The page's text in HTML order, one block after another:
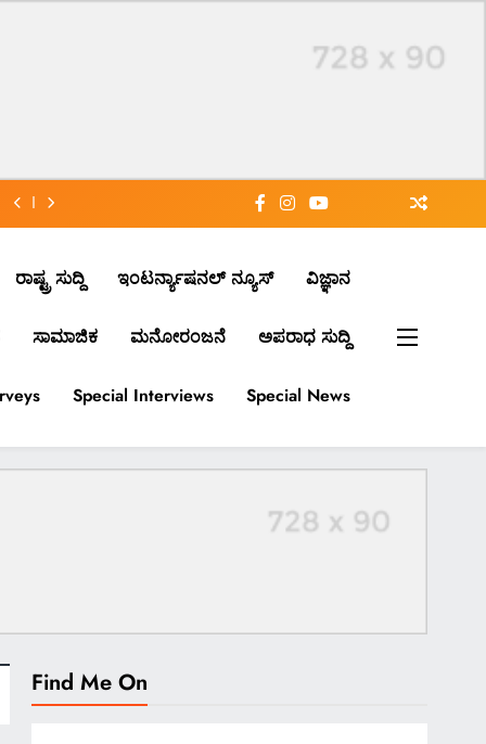
ರಾಷ್ಟ್ರ ಸುದ್ದಿ ಇಂಟರ್ನ್ಯಾಷನಲ್ ನ್ಯೂಸ್ ವಿಜ್ಞಾನ
ಸಾಮಾಜಿಕ ಮನೋರಂಜನೆ ಅಪರಾಧ ಸುದ್ದಿ
Special Interviews Special News
Find Me On